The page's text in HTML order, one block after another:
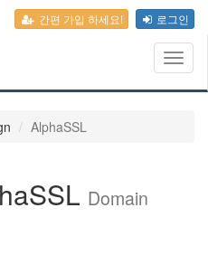
간편 가입 하세요! 로그인
AlphaSSL
Domain